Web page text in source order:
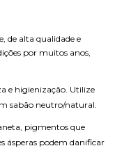
de alta qualidade e
por muitos anos,
e higienização. Utilize
sabão neutro/natural.
pigmentos que
ásperas podem danificar